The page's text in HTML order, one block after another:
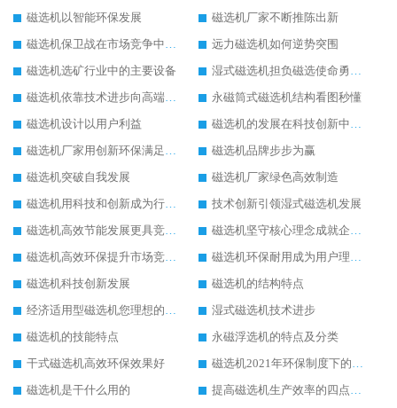
磁选机以智能环保发展
磁选机厂家不断推陈出新
磁选机保卫战在市场竞争中打响
远力磁选机如何逆势突围
磁选机选矿行业中的主要设备
湿式磁选机担负磁选使命勇往直前
磁选机依靠技术进步向高端转型
永磁筒式磁选机结构看图秒懂
磁选机设计以用户利益
磁选机的发展在科技创新中成为焦点
磁选机厂家用创新环保满足市发展
磁选机品牌步步为赢
磁选机突破自我发展
磁选机厂家绿色高效制造
磁选机用科技和创新成为行业中的顶梁柱
技术创新引领湿式磁选机发展
磁选机高效节能发展更具竞争力
磁选机坚守核心理念成就企业辉煌
磁选机高效环保提升市场竞争力
磁选机环保耐用成为用户理想选择
磁选机科技创新发展
磁选机的结构特点
经济适用型磁选机您理想的选择
湿式磁选机技术进步
磁选机的技能特点
永磁浮选机的特点及分类
干式磁选机高效环保效果好
磁选机2021年环保制度下的发展出路
磁选机是干什么用的
提高磁选机生产效率的四点方法